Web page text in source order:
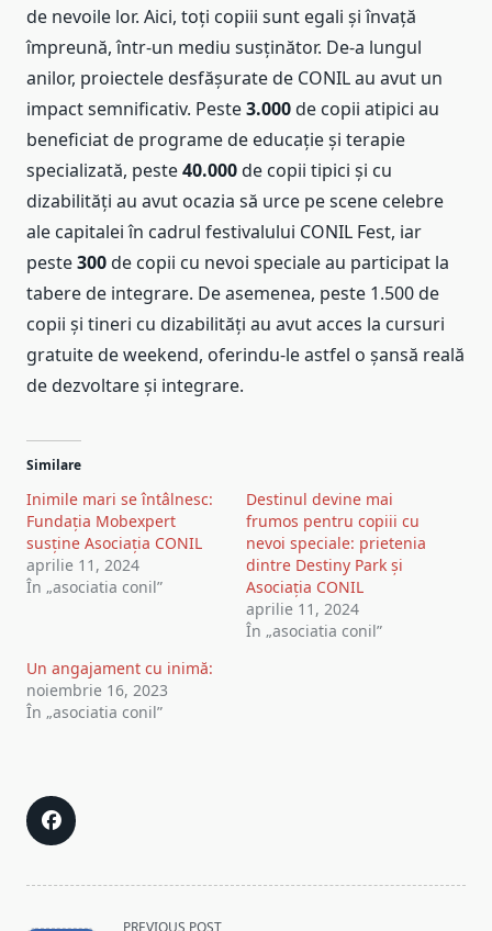
de nevoile lor. Aici, toți copiii sunt egali și învață
împreună, într-un mediu susținător. De-a lungul
anilor, proiectele desfășurate de CONIL au avut un
impact semnificativ. Peste3.000de copii atipici au
beneficiat de programe de educație și terapie
specializată, peste40.000de copii tipici și cu
dizabilități au avut ocazia să urce pe scene celebre
ale capitalei în cadrul festivalului CONIL Fest, iar
peste300de copii cu nevoi speciale au participat la
tabere de integrare. De asemenea, peste 1.500 de
copii și tineri cu dizabilități au avut acces la cursuri
gratuite de weekend, oferindu-le astfel o șansă reală
de dezvoltare și integrare.
Similare
Inimile mari se întâlnesc:
Fundația Mobexpert
susține Asociația CONIL
aprilie 11, 2024
În „asociatia conil”
Destinul devine mai
frumos pentru copiii cu
nevoi speciale: prietenia
dintre Destiny Park și
Asociația CONIL
aprilie 11, 2024
În „asociatia conil”
Un angajament cu inimă:
noiembrie 16, 2023
În „asociatia conil”
<span